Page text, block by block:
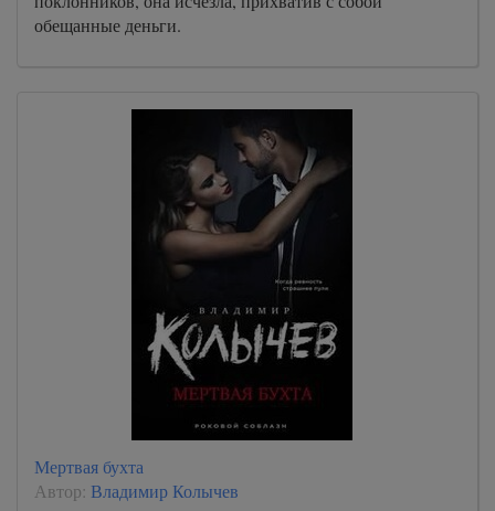
обещанные деньги.
Мертвая бухта
Автор: Владимир Колычев